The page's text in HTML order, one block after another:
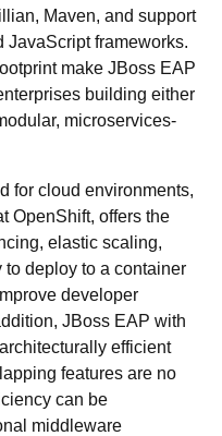
Maven, and support
JavaScript frameworks.
make JBoss EAP
building either
microservices-
for cloud environments,
OpenShift, offers the
elastic scaling,
deploy to a container
developer
JBoss EAP with
efficient
features are no
can be
middleware